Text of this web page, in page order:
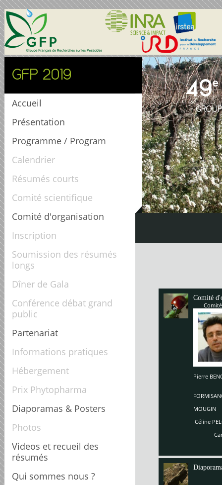
GFP 2019
Accueil
Présentation
Programme / Program
Calendrier
Résumés courts
Comité scientifique
Comité d'organisation
Inscription
Soumission des résumés
longs
Dîner de Gala
Conférence débat grand
public
Partenariat
Informations pratiques
Hébergement
Prix Phytopharma
Diaporamas & Posters
Photos
Videos et recueil des
résumés
Qui sommes nous ?
49e
Comité
Pierre
MOUGIN
Céline
Carole